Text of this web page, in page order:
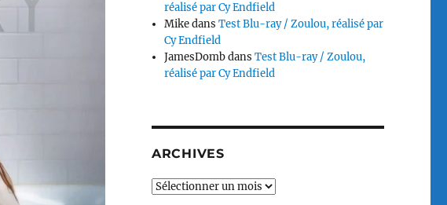
réalisé par Cy Endfield
MikedansTest Blu-ray / Zoulou, réalisé par
Cy Endfield
JamesDombdansTest Blu-ray / Zoulou,
réalisé par Cy Endfield
ARCHIVES
Archives